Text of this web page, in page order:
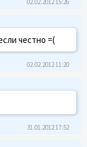
честно =(
02.02.2012 11:20
31.01.2012 17:52